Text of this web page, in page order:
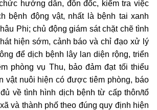
hướng dẫn, đôn đốc, kiểm tra việc
bệnh động vật, nhất là bệnh tai xanh
Phi; chủ động giám sát chặt chẽ tình
hiện sớm, cảnh báo và chỉ đạo xử lý
để dịch bệnh lây lan diện rộng, triển
phòng vụ Thu, bảo đảm đạt tối thiểu
vật nuôi hiện có được tiêm phòng, báo
về tình hình dịch bệnh từ cấp thôn/tổ
và thành phố theo đúng quy định hiện